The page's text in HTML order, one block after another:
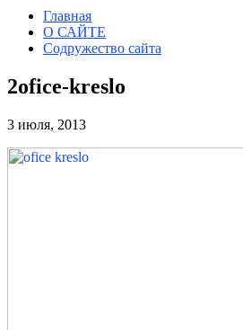
Главная
О САЙТЕ
Содружество сайта
2ofice-kreslo
3 июля, 2013